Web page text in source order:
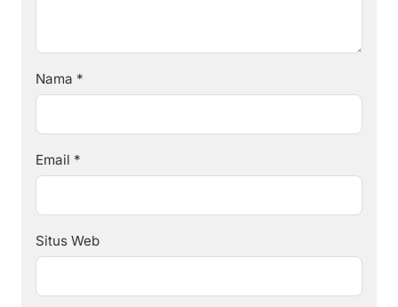
Nama *
Email *
Situs Web